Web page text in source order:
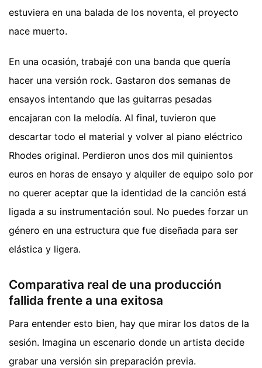
estuviera en una balada de los noventa, el proyecto
nace muerto.
En una ocasión, trabajé con una banda que quería
hacer una versión rock. Gastaron dos semanas de
ensayos intentando que las guitarras pesadas
encajaran con la melodía. Al final, tuvieron que
descartar todo el material y volver al piano eléctrico
Rhodes original. Perdieron unos dos mil quinientos
euros en horas de ensayo y alquiler de equipo solo por
no querer aceptar que la identidad de la canción está
ligada a su instrumentación soul. No puedes forzar un
género en una estructura que fue diseñada para ser
elástica y ligera.
Comparativa real de una producción
fallida frente a una exitosa
Para entender esto bien, hay que mirar los datos de la
sesión. Imagina un escenario donde un artista decide
grabar una versión sin preparación previa.